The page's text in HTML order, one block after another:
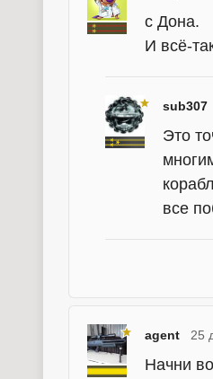
с Дона.
И всё-
sub307
Это
все
agent 25
Начни